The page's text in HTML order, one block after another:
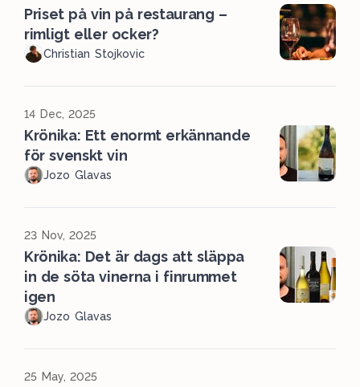
Priset på vin på restaurang –
rimligt eller ocker?
Christian Stojkovic
14 Dec, 2025
Krönika: Ett enormt erkännande
för svenskt vin
Jozo Glavas
23 Nov, 2025
Krönika: Det är dags att släppa
in de söta vinerna i finrummet
igen
Jozo Glavas
25 May, 2025